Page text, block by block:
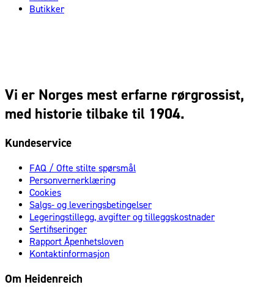
Butikker
Vi er Norges mest erfarne rørgrossist,
med historie tilbake til 1904.
Kundeservice
FAQ / Ofte stilte spørsmål
Personvernerklæring
Cookies
Salgs- og leveringsbetingelser
Legeringstillegg, avgifter og tilleggskostnader
Sertifiseringer
Rapport Åpenhetsloven
Kontaktinformasjon
Om Heidenreich